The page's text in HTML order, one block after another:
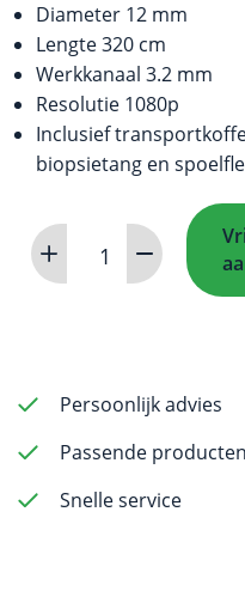
Diameter 12 mm
Lengte 320 cm
Werkkanaal 3.2 mm
Resolutie 1080p
Inclusief
biopsietang en
Dr.
Fritz
Persoonlijk advies
Passende producten
Snelle service